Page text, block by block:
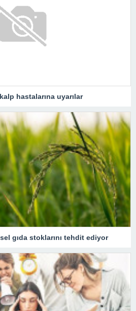
hastalarına uyarılar
gıda stoklarını tehdit ediyor